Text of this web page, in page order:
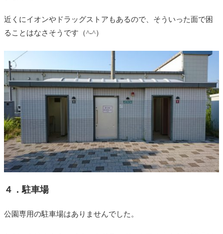
近くにイオンやドラッグストアもあるので、そういった面で困
ることはなさそうです（^-^）
４．駐車場
公園専用の駐車場はありませんでした。